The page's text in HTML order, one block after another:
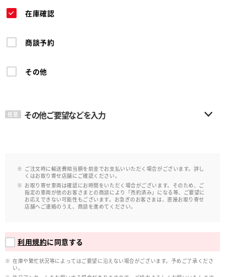
在庫確認
商談予約
その他
任意 その他ご要望などを入力
ご注文時に輸送費相当額を前金でお支払いいただく場合がございます。詳し
くはお取り寄せ店舗にご確認ください。
お取り寄せ車両は確認にお時間をいただく場合がございます。そのため、ご
指定の車両が他のお客さまとの商談により「売約済み」になる等、ご要望に
お応えできない可能性もございます。お急ぎのお客さまは、直接お取り寄せ
店舗へご連絡のうえ、商談を進めてください。
利用規約に同意する
在庫や繁忙状況等によってはご要望に沿えない場合がございます。予めご了承くださ
い。